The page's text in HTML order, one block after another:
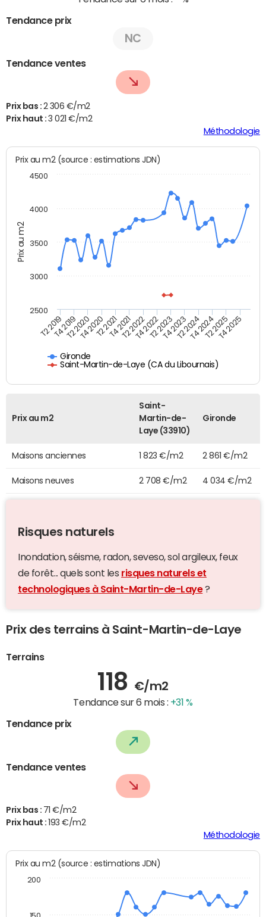
Tendance prix
NC
Tendance ventes
Prix bas : 2 306 €/m2
Prix haut :3 021 €/m2
Méthodologie
Prix au m2
Prix au m2 (source : estimations JDN)
Gironde
Saint-Martin-de-Laye (CA du Libournais)
T2 2019T4 2019T2 2020T4 2020T2 2021T4 2021T2 2022T4 2022T2 2023T4 2023T2 2024T4 2024T2 2025T4 2025
2500
3000
3500
4000
4500
Prix au m2
Saint-
Martin-de-
Laye (33910)
Gironde
Maisons anciennes 1 823 €/m2 2 861 €/m2
Maisons neuves 2 708 €/m2 4 034 €/m2
Risques naturels
Inondation, séisme, radon, seveso, sol argileux, feux
de forêt... quels sont les risques naturels et
technologiques à Saint-Martin-de-Laye?
Prix des terrains à Saint-Martin-de-Laye
Terrains
118 €/m2
Tendance sur 6 mois : +31 %
Tendance prix
Tendance ventes
Prix bas : 71 €/m2
Prix haut : 193 €/m2
Méthodologie
Prix au m2 (source : estimations JDN)
200